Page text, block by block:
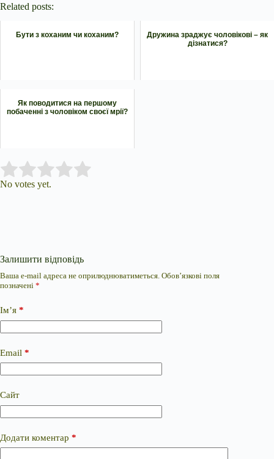
Related posts:
Бути з коханим чи коханим?
Дружина зраджує чоловікові – як
дізнатися?
Як поводитися на першому
побаченні з чоловіком своєї мрії?
Rate this item:
No votes yet.
Залишити відповідь
Ваша e-mail адреса не оприлюднюватиметься. Обов’язкові поля
позначені *
Ім’я *
Email *
Сайт
Додати коментар *